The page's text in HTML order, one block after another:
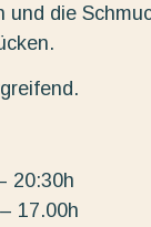
und die
20:30h
17.00h